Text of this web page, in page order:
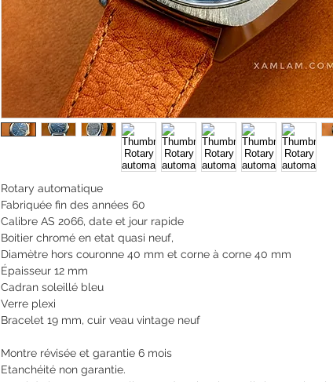
Rotary automatique
Fabriquée fin des années 60
Calibre AS 2066, date et jour rapide
Boitier chromé en etat quasi neuf,
Diamètre hors couronne 40 mm et corne à corne 40 mm
Épaisseur 12 mm
Cadran soleillé bleu
Verre plexi
Bracelet 19 mm, cuir veau vintage neuf
Montre révisée et garantie 6 mois
Etanchéité non garantie.